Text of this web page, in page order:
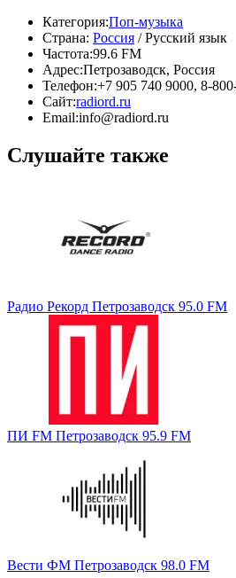
Категория:Поп-музыка
Страна: Россия / Русский язык
Частота:99.6 FM
Адрес:Петрозаводск, Россия
Телефон:+7 905 740 9000, 8-
Сайт:radiord.ru
Email:info@radiord.ru
Слушайте также
Радио Рекорд Петрозаводск 95.0 FM
ПИ FM Петрозаводск 95.9 FM
Вести ФМ Петрозаводск 98.0 FM